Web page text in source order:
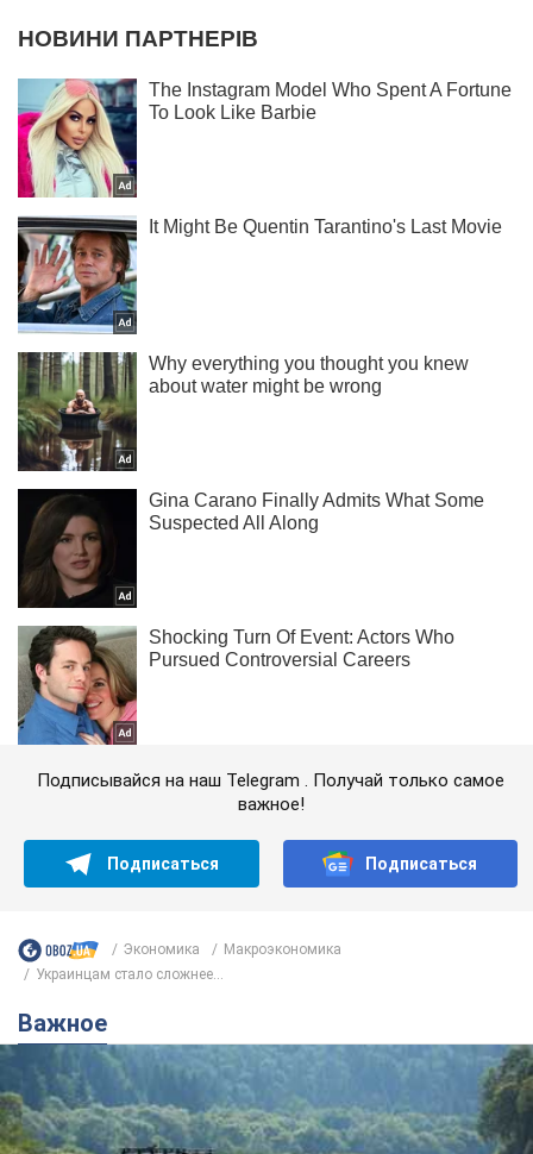
Подписывайся на наш Telegram . Получай только самое
важное!
Подписаться Подписаться
Экономика
Mакроэкономика
Украинцам стало сложнее...
Важное